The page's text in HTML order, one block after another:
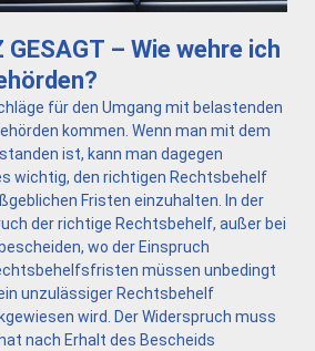
GESAGT – Wie wehre ich
für den Umgang mit belastenden
kommen. Wenn man mit dem
ist, kann man dagegen
wichtig, den richtigen Rechtsbehelf
Fristen einzuhalten. In der
der richtige Rechtsbehelf, außer bei
wo der Einspruch
müssen unbedingt
unzulässiger Rechtsbehelf
wird. Der Widerspruch muss
nach Erhalt des Bescheids